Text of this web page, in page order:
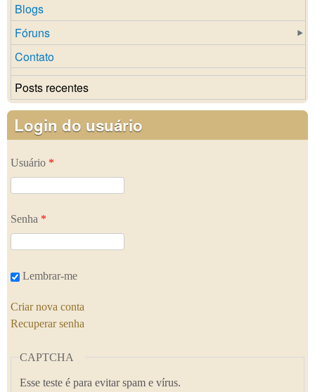
Blogs
Fóruns
Contato
Posts recentes
Login do usuário
Usuário *
Senha *
Lembrar-me
Criar nova conta
Recuperar senha
CAPTCHA
Esse teste é para evitar spam e vírus.